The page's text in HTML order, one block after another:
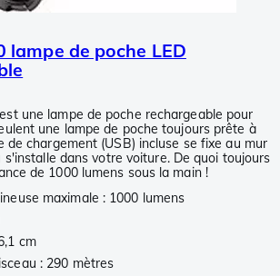
lampe de poche LED
une lampe de poche rechargeable pour
une lampe de poche toujours prête à
de chargement (USB) incluse se fixe au mur
s'installe dans votre voiture. De quoi toujours
de 1000 lumens sous la main !
maximale : 1000 lumens
cm
: 290 mètres